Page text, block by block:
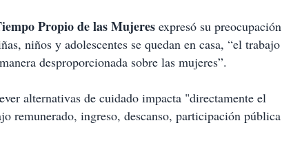
Propio de las Mujeres expresó su preocupación
niños y adolescentes se quedan en casa, “el trabajo
desproporcionada sobre las mujeres”.
alternativas de cuidado impacta "directamente el
remunerado, ingreso, descanso, participación pública